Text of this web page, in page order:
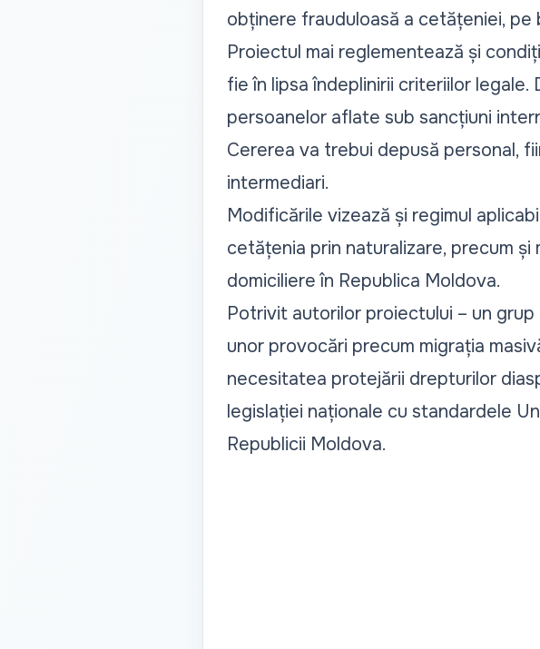
obținere frauduloasă a cetățeniei, pe
Proiectul mai reglementează și
fie în lipsa îndeplinirii criteriilor
persoanelor aflate sub sancțiuni
Cererea va trebui depusă personal,
intermediari.
Modificările vizează și regimul
cetățenia prin naturalizare, precum
domiciliere în Republica Moldova.
Potrivit autorilor proiectului – un
unor provocări precum migrația
necesitatea protejării drepturilor
legislației naționale cu standardele
Republicii Moldova.